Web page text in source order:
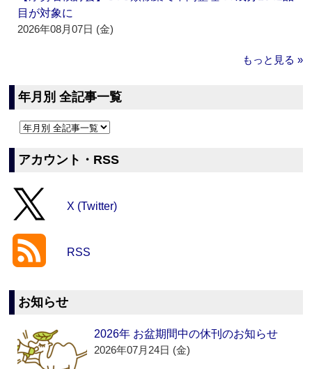
目が対象に
2026年08月07日 (金)
もっと見る »
年月別 全記事一覧
アカウント・RSS
X (Twitter)
RSS
お知らせ
2026年 お盆期間中の休刊のお知らせ
2026年07月24日 (金)